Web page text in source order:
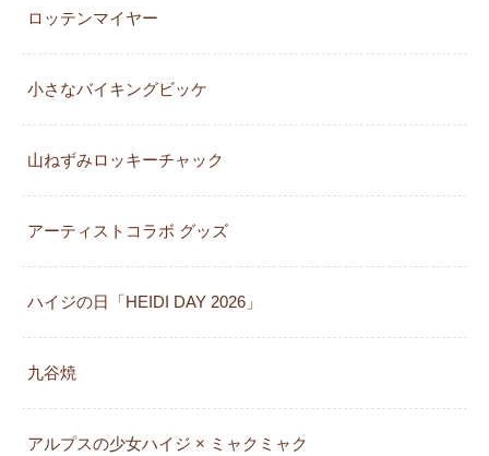
ロッテンマイヤー
小さなバイキングビッケ
山ねずみロッキーチャック
アーティストコラボ グッズ
ハイジの日「HEIDI DAY 2026」
九谷焼
アルプスの少女ハイジ × ミャクミャク